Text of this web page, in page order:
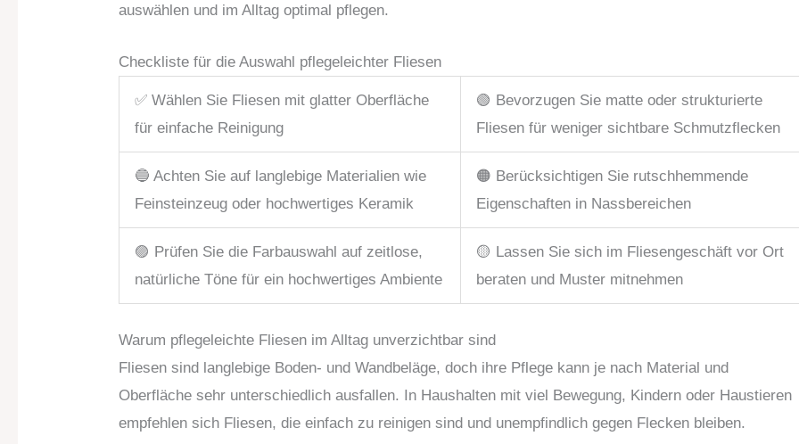
auswählen und im Alltag optimal pflegen.
Checkliste für die Auswahl pflegeleichter Fliesen
✅ Wählen Sie Fliesen mit glatter Oberfläche
für einfache Reinigung
🟢 Bevorzugen Sie matte oder strukturierte
Fliesen für weniger sichtbare Schmutzflecken
🔵 Achten Sie auf langlebige Materialien wie
Feinsteinzeug oder hochwertiges Keramik
🟠 Berücksichtigen Sie rutschhemmende
Eigenschaften in Nassbereichen
🟣 Prüfen Sie die Farbauswahl auf zeitlose,
natürliche Töne für ein hochwertiges Ambiente
🟡 Lassen Sie sich im Fliesengeschäft vor Ort
beraten und Muster mitnehmen
Warum pflegeleichte Fliesen im Alltag unverzichtbar sind
Fliesen sind langlebige Boden- und Wandbeläge, doch ihre Pflege kann je nach Material und
Oberfläche sehr unterschiedlich ausfallen. In Haushalten mit viel Bewegung, Kindern oder Haustieren
empfehlen sich Fliesen, die einfach zu reinigen sind und unempfindlich gegen Flecken bleiben.